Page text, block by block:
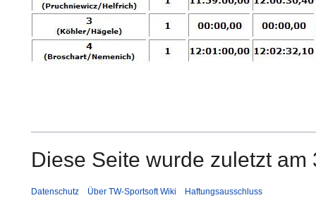
Diese Seite wurde zuletzt
Datenschutz Über TW-Sportsoft Wiki Haftungsausschluss